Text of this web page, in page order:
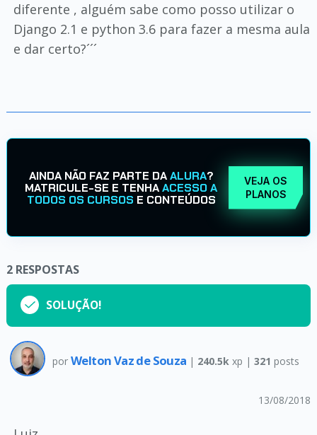
diferente , alguém sabe como posso utilizar o
Django 2.1 e python 3.6 para fazer a mesma aula
e dar certo?´´´
AINDA NÃO FAZ PARTE DAALURA?
MATRICULE-SE E TENHAACESSO A
TODOS OS CURSOS E CONTEÚDOS
VEJA OS
PLANOS
2 RESPOSTAS
SOLUÇÃO!
por Welton Vaz de Souza | 240.5k xp | 321 posts
13/08/2018